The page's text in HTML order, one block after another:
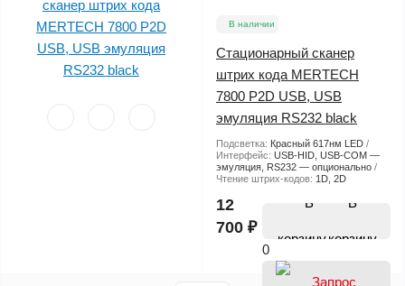
В наличии
Стационарный сканер
штрих кода MERTECH
7800 P2D USB, USB
эмуляция RS232 black
Подсветка: Красный 617нм LED
Интерфейс: USB-HID, USB-COM —
эмуляция, RS232 — опционально
Чтение штрих-кодов: 1D, 2D
12
700 ₽
В
корзину
0